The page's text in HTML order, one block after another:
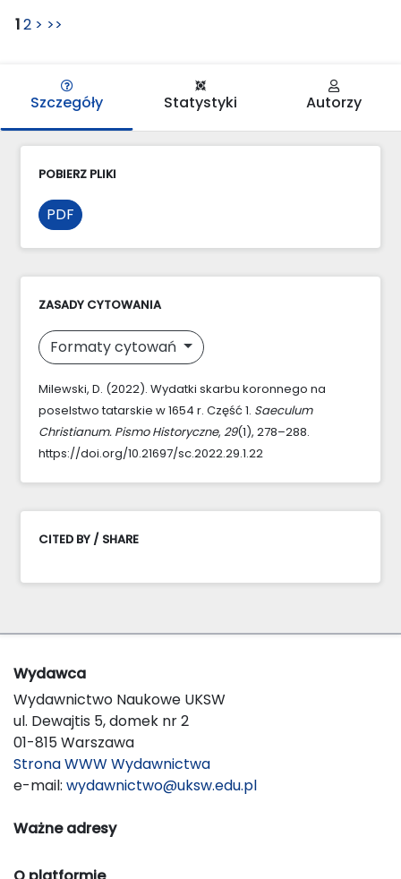
12 > >>
Szczegóły Statystyki Autorzy
POBIERZ PLIKI
PDF
ZASADY CYTOWANIA
Formaty cytowań
Milewski, D. (2022). Wydatki skarbu koronnego na
poselstwo tatarskie w 1654 r. Część 1. Saeculum
Christianum. Pismo Historyczne, 29(1), 278–288.
https://doi.org/10.21697/sc.2022.29.1.22
CITED BY / SHARE
Wydawca
Wydawnictwo Naukowe UKSW
ul. Dewajtis 5, domek nr 2
01-815 Warszawa
Strona WWW Wydawnictwa
e-mail: wydawnictwo@uksw.edu.pl
Ważne adresy